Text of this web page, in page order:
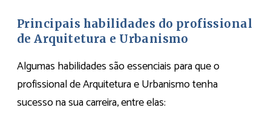
Principais habilidades do profissional
de Arquitetura e Urbanismo
Algumas habilidades são essenciais para que o
profissional de Arquitetura e Urbanismo tenha
sucesso na sua carreira, entre elas: